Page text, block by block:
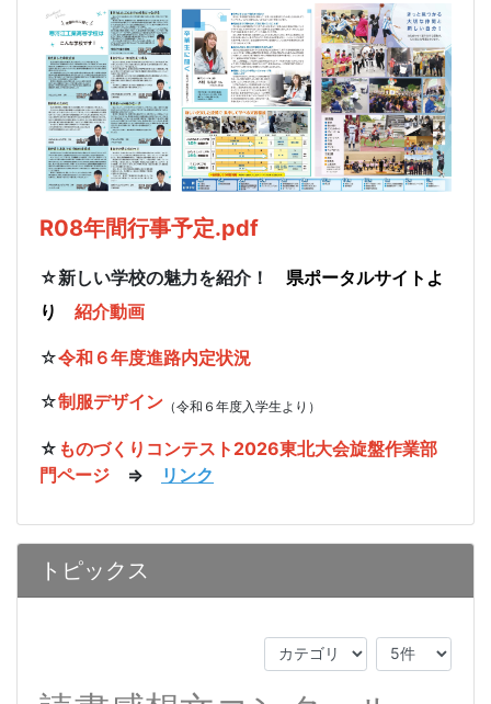
R08年間行事予定.pdf
☆新しい学校の魅力を紹介！ 県ポータルサイトよ
り
紹介動画
☆令和６年度進路内定状況
☆制服デザイン （令和６年度入学生より）
☆ ものづくりコンテスト2026東北大会旋盤作業部
門ページ ⇒ リンク
トピックス